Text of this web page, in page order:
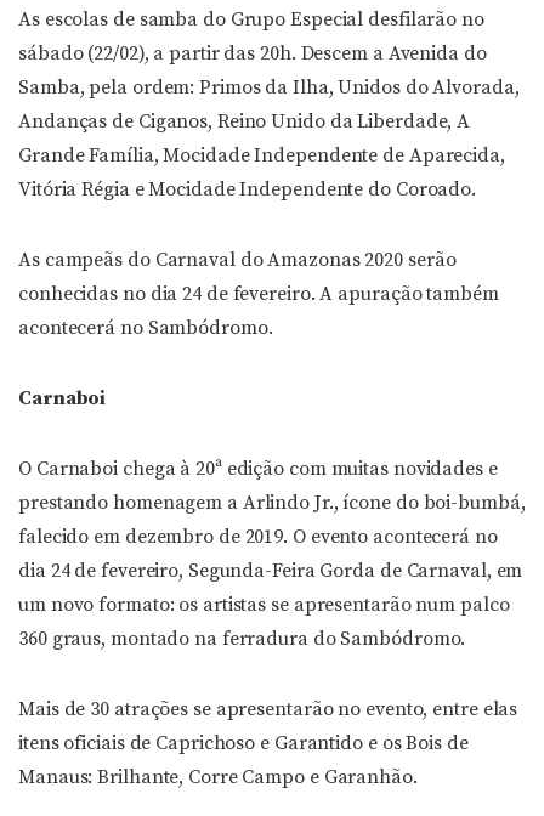
As escolas de samba do Grupo Especial desfilarão no
sábado (22/02), a partir das 20h. Descem a Avenida do
Samba, pela ordem: Primos da Ilha, Unidos do Alvorada,
Andanças de Ciganos, Reino Unido da Liberdade, A
Grande Família, Mocidade Independente de Aparecida,
Vitória Régia e Mocidade Independente do Coroado.
As campeãs do Carnaval do Amazonas 2020 serão
conhecidas no dia 24 de fevereiro. A apuração também
acontecerá no Sambódromo.
Carnaboi
O Carnaboi chega à 20ª edição com muitas novidades e
prestando homenagem a Arlindo Jr., ícone do boi-bumbá,
falecido em dezembro de 2019. O evento acontecerá no
dia 24 de fevereiro, Segunda-Feira Gorda de Carnaval, em
um novo formato: os artistas se apresentarão num palco
360 graus, montado na ferradura do Sambódromo.
Mais de 30 atrações se apresentarão no evento, entre elas
itens oficiais de Caprichoso e Garantido e os Bois de
Manaus: Brilhante, Corre Campo e Garanhão.